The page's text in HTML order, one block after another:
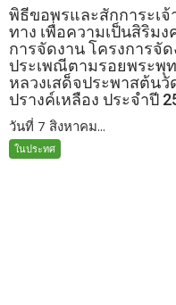
พิธีขอพรและสักการะเจ้
ทาง เพื่อความเป็นสิริม
การจัดงาน โครงการจั
ประเพณีตามรอยพระพุท
หลวงเสด็จประพาสต้นวั
ปรางค์เหลือง ประจำปี
วันที่ 7 สิงหาคม...
ในประทศ